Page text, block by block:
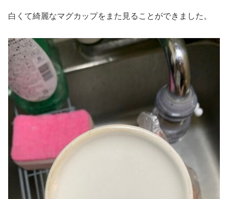
白くて綺麗なマグカップをまた見ることができました。